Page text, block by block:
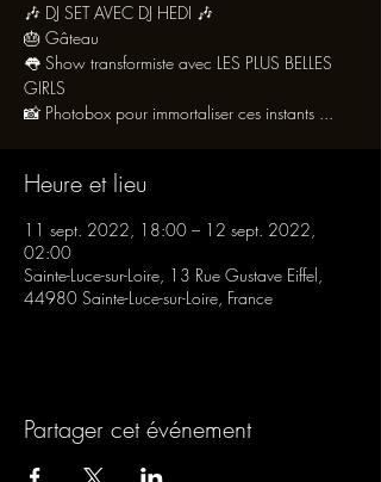
🎶 DJ SET AVEC DJ HEDI 🎶
🎂 Gâteau
👅 Show transformiste avec LES PLUS BELLES
GIRLS
📸 Photobox pour immortaliser ces instants ...
Heure et lieu
11 sept. 2022, 18:00 – 12 sept. 2022,
02:00
Sainte-Luce-sur-Loire, 13 Rue Gustave Eiffel,
44980 Sainte-Luce-sur-Loire, France
Partager cet événement